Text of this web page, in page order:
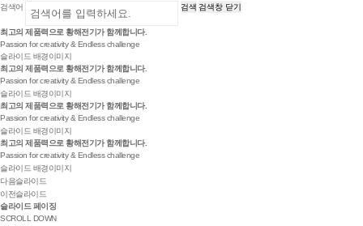
검색어
검색 검색창 닫기
최고의 제품력으로 황해전기 가 함께합니다.
Passion for creativity & Endless challenge
슬라이드 배경이미지
최고의 제품력으로황해전기 가 함께합니다.
Passion for creativity & Endless challenge
슬라이드 배경이미지
최고의 제품력으로황해전기 가 함께합니다.
Passion for creativity & Endless challenge
슬라이드 배경이미지
최고의 제품력으로 황해전기 가 함께합니다.
Passion for creativity & Endless challenge
슬라이드 배경이미지
다음슬라이드
이전슬라이드
슬라이드 페이징
SCROLL DOWN